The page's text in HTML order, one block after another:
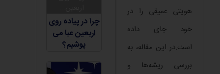
هویتی عمیقی را در
خود جای داده
است.در این مقاله، به
بررسی ریشه‌ها و
چرا در پیاده روی
اربعین عبا می
پوشیم؟